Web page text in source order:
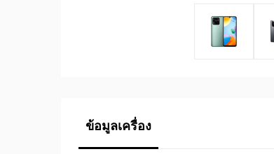
ข้อมูลเครื่อง